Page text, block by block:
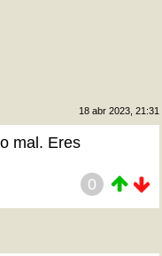
18 abr 2023, 21:31
mal. Eres
0